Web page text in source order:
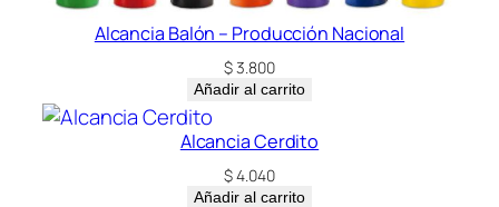
Alcancia Balón – Producción Nacional
$3.800
Añadir al carrito
Alcancia Cerdito
$4.040
Añadir al carrito